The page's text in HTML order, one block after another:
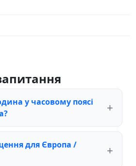
у часовому поясі
для Європа /